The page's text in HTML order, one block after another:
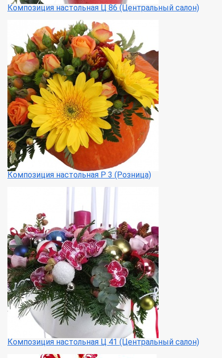
Композиция настольная Ц 86 (Центральный салон)
Композиция настольная Р 3 (Розница)
Композиция настольная Ц 41 (Центральный салон)